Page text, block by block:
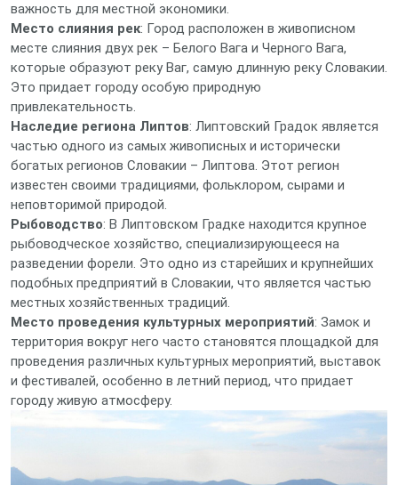
важность для местной экономики.
Место слияния рек: Город расположен в живописном
месте слияния двух рек – Белого Вага и Черного Вага,
которые образуют реку Ваг, самую длинную реку Словакии.
Это придает городу особую природную
привлекательность.
Наследие региона Липтов: Липтовский Градок является
частью одного из самых живописных и исторически
богатых регионов Словакии – Липтова. Этот регион
известен своими традициями, фольклором, сырами и
неповторимой природой.
Рыбоводство: В Липтовском Градке находится крупное
рыбоводческое хозяйство, специализирующееся на
разведении форели. Это одно из старейших и крупнейших
подобных предприятий в Словакии, что является частью
местных хозяйственных традиций.
Место проведения культурных мероприятий: Замок и
территория вокруг него часто становятся площадкой для
проведения различных культурных мероприятий, выставок
и фестивалей, особенно в летний период, что придает
городу живую атмосферу.